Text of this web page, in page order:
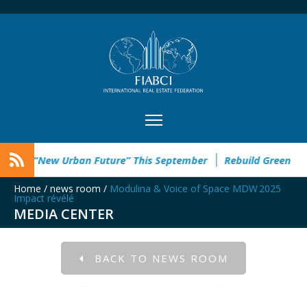
This September Rebuild Green Hackathon 2026:
Home / news room / Modulina & Voice of Space MDW 2025
Impact révélé
MEDIA CENTER
BACK TO NEWS ROOM